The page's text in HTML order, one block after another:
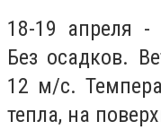
18-19 апреля -
Без осадков.
12 м/с.
тепла, на